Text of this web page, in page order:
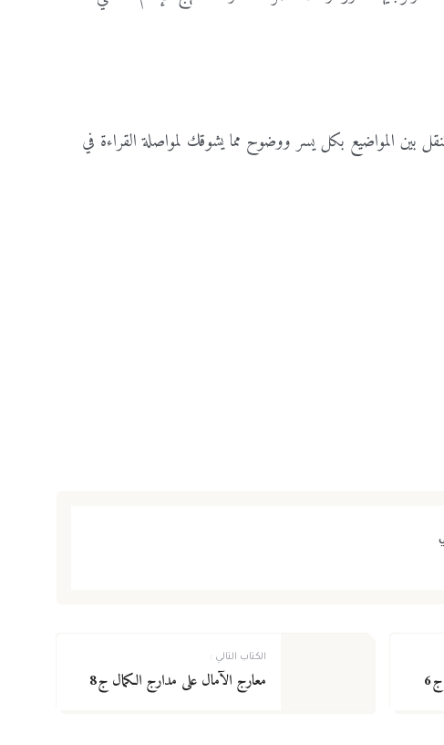
بين المواضيع بكل يسر ووضوح مما يشوقك لمواصلة القراءة في
الكتاب التالي :
معارج الآمال على مدارج الكمال ج8
تأكيد كلمة المرور*